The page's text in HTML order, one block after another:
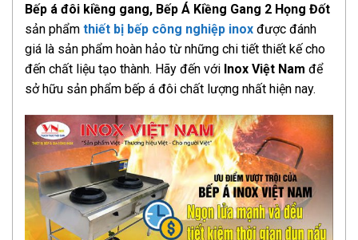
Bếp á đôi kiềng gang, Bếp Á Kiềng Gang 2 Họng Đốt
sản phẩm thiết bị bếp công nghiệp inox được đánh
giá là sản phẩm hoàn hảo từ những chi tiết thiết kế cho
đến chất liệu tạo thành. Hãy đến với Inox Việt Nam để
sở hữu sản phẩm bếp á đôi chất lượng nhất hiện nay.